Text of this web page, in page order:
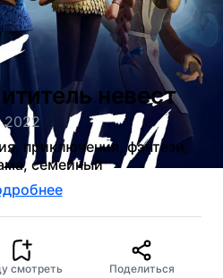
невест
2022
приключения, фэнтези,
семейный
смотреть Поделиться